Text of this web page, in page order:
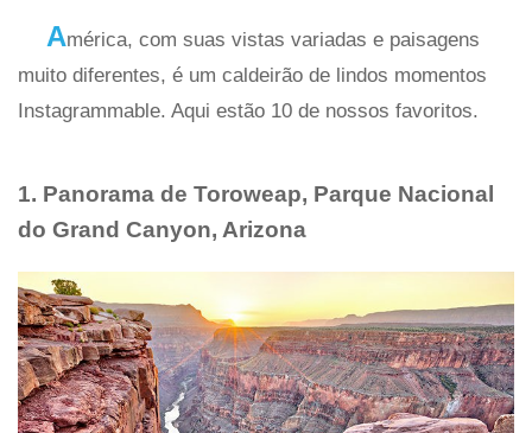
América, com suas vistas variadas e paisagens
muito diferentes, é um caldeirão de lindos momentos
Instagrammable. Aqui estão 10 de nossos favoritos.
1. Panorama de Toroweap, Parque Nacional
do Grand Canyon, Arizona